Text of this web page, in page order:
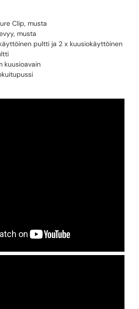
Clip, musta
musta
pultti ja 2 x kuusiokäyttöinen
kuusioavain